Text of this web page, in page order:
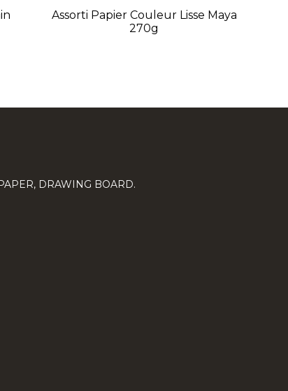
Assorti Papier Couleur Lisse Maya
270g
DRAWING BOARD.